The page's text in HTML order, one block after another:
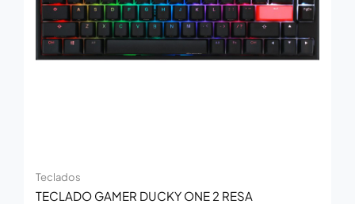
Teclados
TECLADO GAMER DUCKY ONE 2 RESA